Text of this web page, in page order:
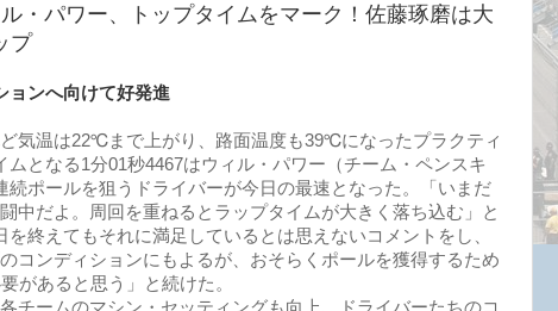
・パワー、トップタイムをマーク！佐藤琢磨は大
プ
ョンへ向けて好発進
気温は22℃まで上がり、路面温度も39℃になったプラクティ
ムとなる1分01秒4467はウィル・パワー（チーム・ペンスキ
続ポールを狙うドライバーが今日の最速となった。「いまだ
中だよ。周回を重ねるとラップタイムが大きく落ち込む」と
を終えてもそれに満足しているとは思えないコメントをし、
コンディションにもよるが、おそらくポールを獲得するため
があると思う」と続けた。